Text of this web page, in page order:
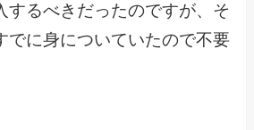
するべきだったのですが、そ
でに身についていたので不要